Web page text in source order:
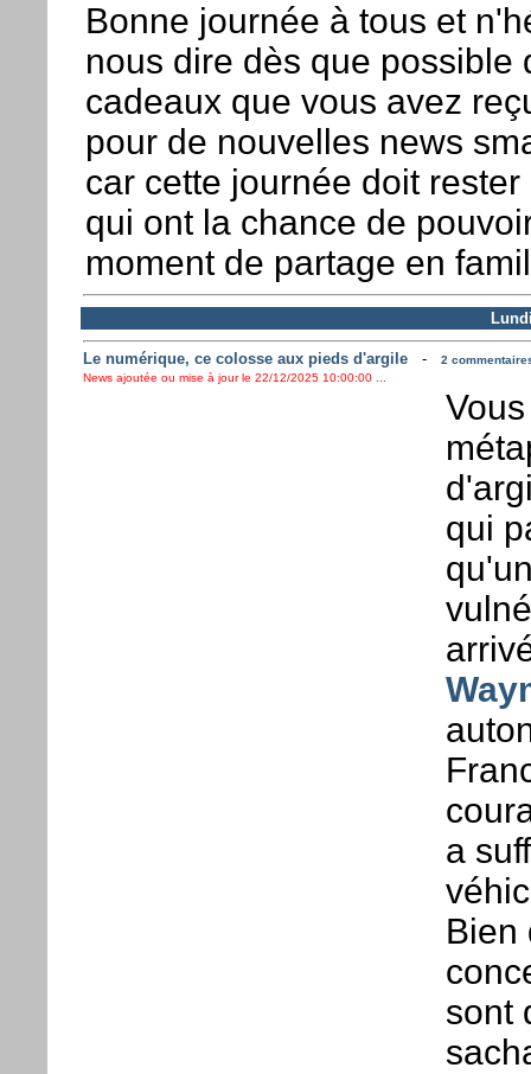
Bonne journée à tous et
nous dire dès que possible
cadeaux que vous avez
pour de nouvelles news
car cette journée doit
qui ont la chance de
moment de partage en
Le numérique, ce colosse aux pieds d'argile-
2
News ajoutée ou mise à jour le 22/12/2025 10:00:00 ...
qui
a
Bien
sont